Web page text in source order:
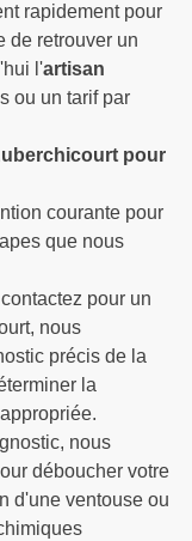
rapidement pour
de retrouver un
l'artisan
ou un tarif par
pour
courante pour
que nous
pour un
nous
précis de la
la
nous
déboucher votre
d'une ventouse ou